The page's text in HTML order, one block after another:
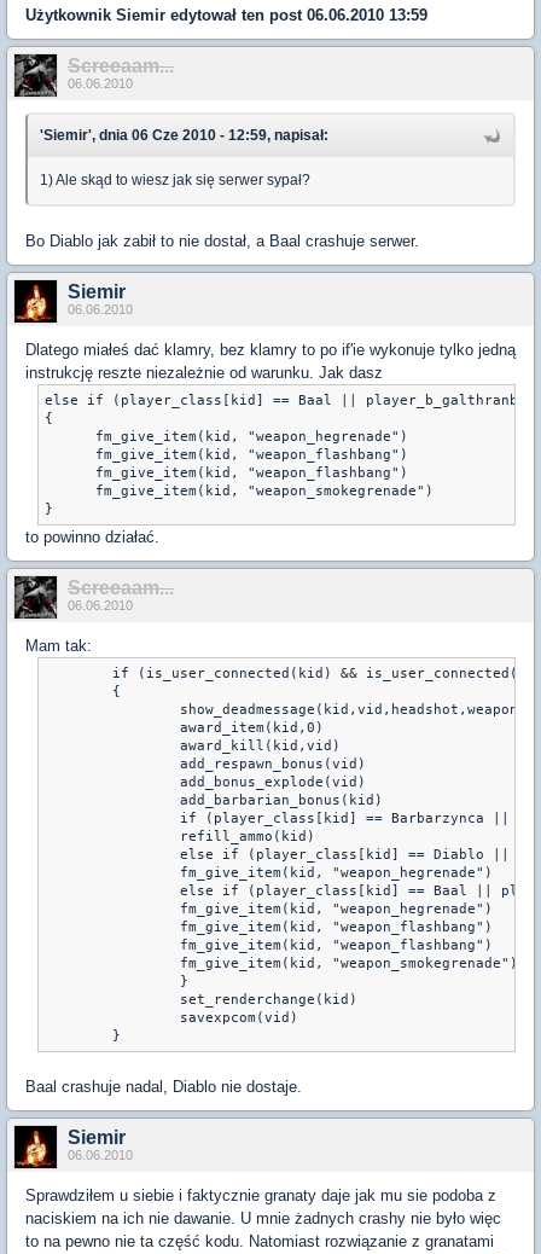
Użytkownik Siemir edytował ten post 06.06.2010 13:59
Screeaam...
06.06.2010
'Siemir', dnia 06 Cze 2010 - 12:59, napisał:
1) Ale skąd to wiesz jak się serwer sypał?
Bo Diablo jak zabił to nie dostał, a Baal crashuje serwer.
Siemir
06.06.2010
Dlatego miałeś dać klamry, bez klamry to po if'ie wykonuje tylko jedną
instrukcję reszte niezależnie od warunku. Jak dasz
else if (player_class[kid] == Baal ||
{
      fm_give_item(kid, "weapon_hegrenade")
      fm_give_item(kid, "weapon_flashbang")
      fm_give_item(kid, "weapon_flashbang")
      fm_give_item(kid, "weapon_smokegrenade")
}
to powinno działać.
Screeaam...
06.06.2010
Mam tak:
                fm_give_item(kid, "weapon_hegrenade")
                fm_give_item(kid, "weapon_flashbang")
                fm_give_item(kid, "weapon_flashbang")
                fm_give_item(kid, "weapon_smokegrenade")
                }
	}
Baal crashuje nadal, Diablo nie dostaje.
Siemir
06.06.2010
Sprawdziłem u siebie i faktycznie granaty daje jak mu sie podoba z
naciskiem na ich nie dawanie. U mnie żadnych crashy nie było więc
to na pewno nie ta część kodu. Natomiast rozwiązanie z granatami